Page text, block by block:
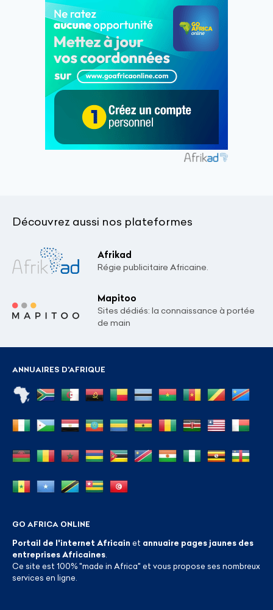
Découvrez aussi nos plateformes
Afrikad
Régie publicitaire Africaine.
Mapitoo
Sites dédiés: la connaissance à portée
de main
ANNUAIRES D'AFRIQUE
GO AFRICA ONLINE
Portail de l'internet Africain et annuaire pages jaunes des
entreprises Africaines
Ce site est 100% "made in Africa" et vous propose ses nombreux
services en ligne.